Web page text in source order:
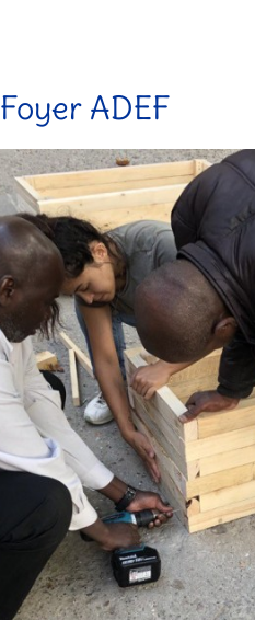
Foyer ADEF